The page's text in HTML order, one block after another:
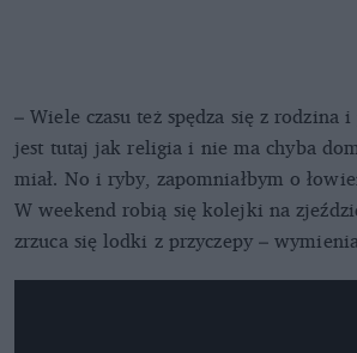
– Wiele czasu też spędza się z rodzina
jest tutaj jak religia i nie ma chyba
miał. No i ryby, zapomniałbym o
W weekend robią się kolejki na
zrzuca się lodki z przyczepy –